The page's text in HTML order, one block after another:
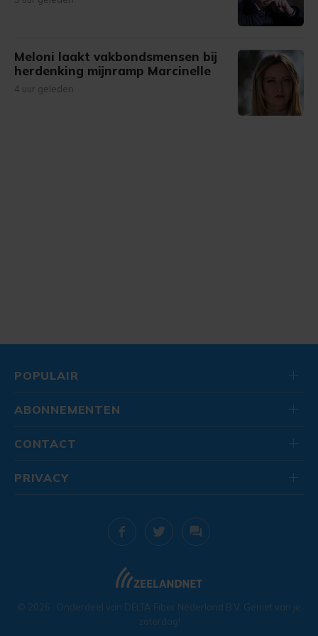
Meloni laakt vakbondsmensen bij
herdenking mijnramp Marcinelle
4 uur geleden
POPULAIR
ABONNEMENTEN
CONTACT
© 2026 . Onderdeel van DELTA Fiber Nederland B.V. Geniet van je
zaterdag!
PRIVACY